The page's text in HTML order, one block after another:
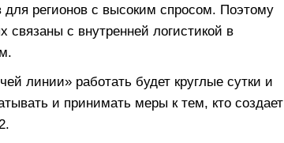
регионов с высоким спросом. Поэтому
связаны с внутренней логистикой в
линии» работать будет круглые сутки и
и принимать меры к тем, кто создает